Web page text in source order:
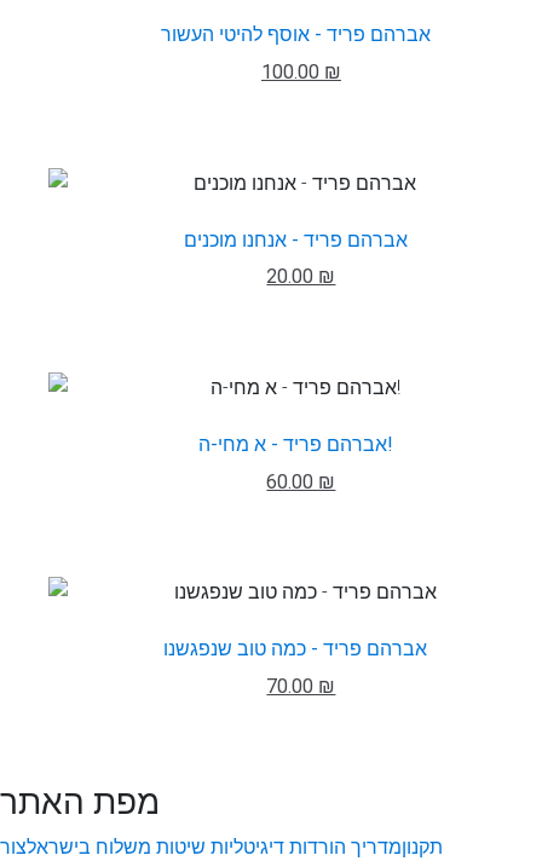
אברהם פריד - אוסף להיטי העשור
100.00 ₪
אברהם פריד - אנחנו מוכנים
20.00 ₪
אברהם פריד - א מחי-ה!
60.00 ₪
אברהם פריד - כמה טוב שנפגשנו
70.00 ₪
מפת האתר
תקנוןמדריך הורדות דיגיטליות שיטות משלוח בישראלצור